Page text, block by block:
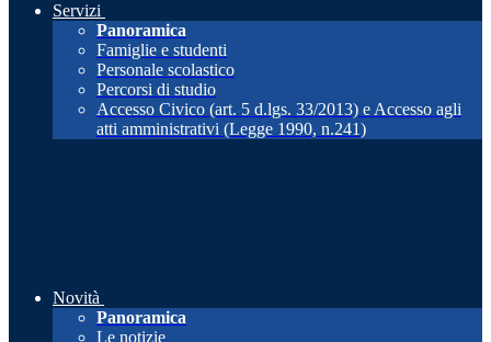
Servizi
Panoramica
Famiglie e studenti
Personale scolastico
Percorsi di studio
Accesso Civico (art. 5 d.lgs. 33/2013) e Accesso agli
atti amministrativi (Legge 1990, n.241)
Novità
Panoramica
Le notizie